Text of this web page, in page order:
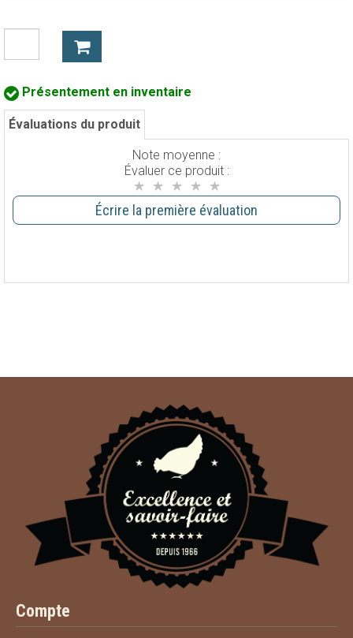
Présentement en inventaire
Évaluations du produit
Note moyenne :
Évaluer ce produit :
Écrire la première évaluation
Compte